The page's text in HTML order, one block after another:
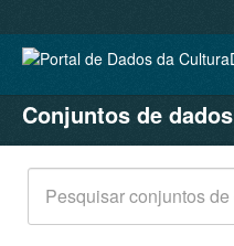
CONJUNTOS DE DADOS
ORGANIZAÇÕES
GRUPOS
SOBRE
Conjuntos de dados